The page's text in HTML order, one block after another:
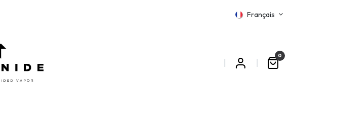
Français
0